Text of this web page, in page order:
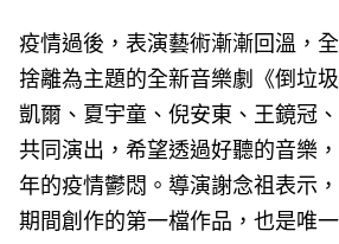
疫情過後，表演藝術漸漸回溫，
捨離為主題的全新音樂劇《倒垃
凱爾、夏宇童、倪安東、王鏡冠
共同演出，希望透過好聽的音樂
年的疫情鬱悶。導演謝念祖表示
期間創作的第一檔作品，也是唯